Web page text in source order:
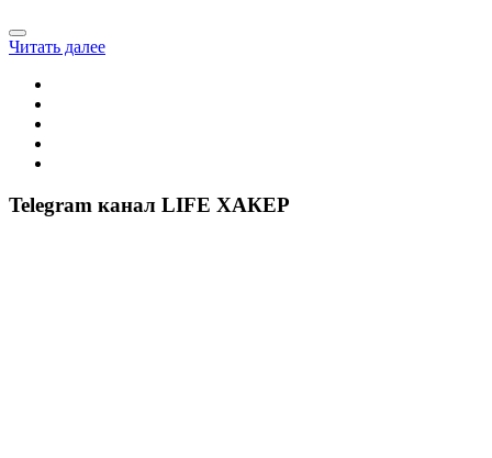
Читать далее
Telegram канал LIFE ХАКЕР